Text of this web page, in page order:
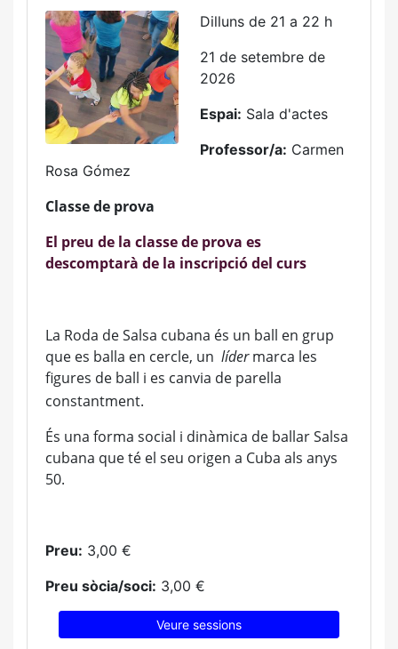
Dilluns de 21 a 22 h
21 de setembre de
2026
Espai: Sala d'actes
Professor/a: Carmen
Rosa Gómez
Classe de prova
El preu de la classe de prova es
descomptarà de la inscripció del curs
La Roda de Salsa cubana és un ball en grup
que es balla en cercle, un lídermarca les
figures de ball i es canvia de parella
constantment.
És una forma social i dinàmica de ballar Salsa
cubana que té el seu origen a Cuba als anys
50.
Preu: 3,00 €
Preu sòcia/soci: 3,00 €
Veure sessions